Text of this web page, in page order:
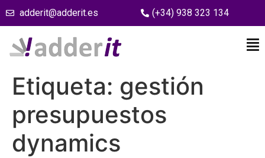
adderit@adderit.es (+34) 938 323 134
Etiqueta: gestión
presupuestos
dynamics